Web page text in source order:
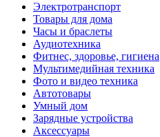
Электротранспорт
Товары для дома
Часы и браслеты
Аудиотехника
Фитнес, здоровье, гигиена
Мультимедийная техника
Фото и видео техника
Автотовары
Умный дом
Зарядные устройства
Аксессуары